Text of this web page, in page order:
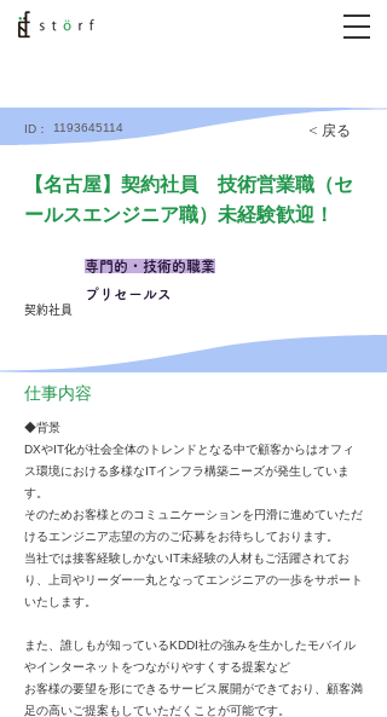
ID： 1193645114 < 戻る
【名古屋】契約社員 技術営業職（セ
ールスエンジニア職）未経験歓迎！
契約社員
専門的・技術的職業
プリセールス
仕事内容
◆背景
DXやIT化が社会全体のトレンドとなる中で顧客からはオフィ
ス環境における多様なITインフラ構築ニーズが発生していま
す。
そのためお客様とのコミュニケーションを円滑に進めていただ
けるエンジニア志望の方のご応募をお待ちしております。
当社では接客経験しかないIT未経験の人材もご活躍されてお
り、上司やリーダー一丸となってエンジニアの一歩をサポート
いたします。
また、誰しもが知っているKDDI社の強みを生かしたモバイル
やインターネットをつながりやすくする提案など
お客様の要望を形にできるサービス展開ができており、顧客満
足の高いご提案もしていただくことが可能です。